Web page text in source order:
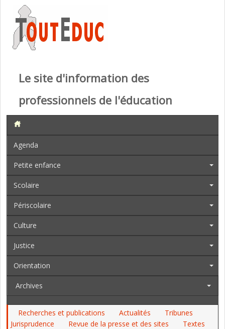
Le site d'information des
professionnels de l'éducation
Agenda
Petite enfance
Scolaire
Périscolaire
Culture
Justice
Orientation
Archives
Recherches et publications Actualités
Tribunes
Jurisprudence
Revue de la presse et des sites
Textes